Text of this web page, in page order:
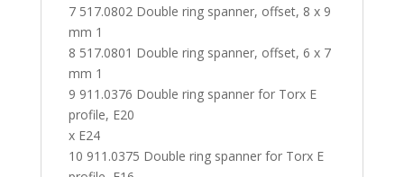
7 517.0802 Double ring spanner, offset, 8 x 9
mm 1
8 517.0801 Double ring spanner, offset, 6 x 7
mm 1
9 911.0376 Double ring spanner for Torx E
profile, E20
x E24
10 911.0375 Double ring spanner for Torx E